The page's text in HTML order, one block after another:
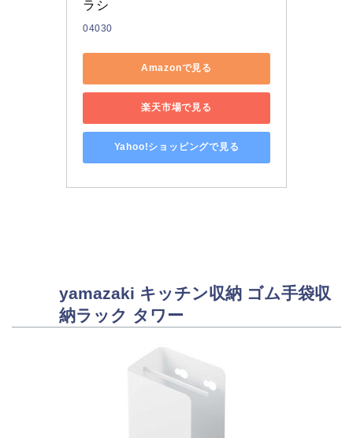
ラシ
04030
Amazonで見る
楽天市場で見る
Yahoo!ショッピングで見る
yamazaki キッチン収納 ゴム手袋収
納ラック タワー